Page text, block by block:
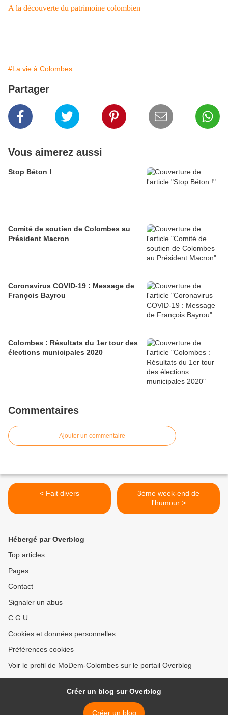
A la découverte du patrimoine colombien
#La vie à Colombes
Partager
Vous aimerez aussi
Stop Béton !
Comité de soutien de Colombes au
Président Macron
Coronavirus COVID-19 : Message de
François Bayrou
Colombes : Résultats du 1er tour des
élections municipales 2020
Commentaires
Ajouter un commentaire
< Fait divers
3ème week-end de
l'humour >
Hébergé par Overblog
Top articles
Pages
Contact
Signaler un abus
C.G.U.
Cookies et données personnelles
Préférences cookies
Voir le profil de MoDem-Colombes sur le portail Overblog
Créer un blog sur Overblog
Créer un blog